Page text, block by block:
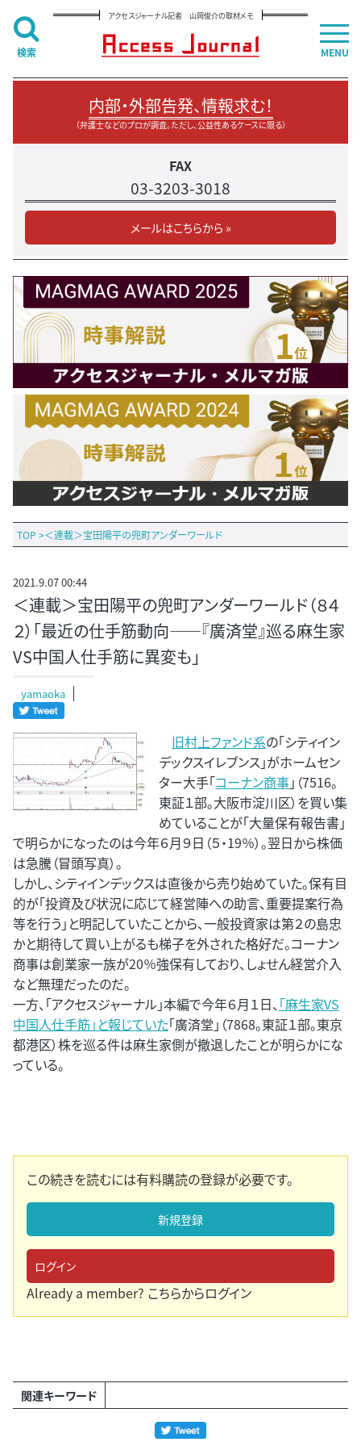
アクセスジャーナル記者 山岡俊介の取材メモ
内部・外部告発、情報求む！
（弁護士などのプロが調査。ただし、公益性あるケースに限る）
FAX
03-3203-3018
メールはこちらから »
TOP >＜連載＞宝田陽平の兜町アンダーワールド
2021.9.07 00:44
＜連載＞宝田陽平の兜町アンダーワールド（８４
２）「最近の仕手筋動向――『廣済堂』巡る麻生家
VS中国人仕手筋に異変も」
yamaoka
旧村上ファンド系の「シティイン
デックスイレブンス」がホームセン
ター大手「コーナン商事」（7516。
東証１部。大阪市淀川区）を買い集
めていることが「大量保有報告書」
で明らかになったのは今年６月９日（５・19％）。翌日から株価
は急騰（冒頭写真）。
しかし、シティインデックスは直後から売り始めていた。保有目
的が「投資及び状況に応じて経営陣への助言、重要提案行為
等を行う」と明記していたことから、一般投資家は第２の島忠
かと期待して買い上がるも梯子を外された格好だ。コーナン
商事は創業家一族が20％強保有しており、しょせん経営介入
など無理だったのだ。
一方、「アクセスジャーナル」本編で今年６月１日、 「麻生家VS
中国人仕手筋」と報じていた「廣済堂」（7868。東証１部。東京
都港区）株を巡る件は麻生家側が撤退したことが明らかにな
っている。
この続きを読むには有料購読の登録が必要です。
新規登録
ログイン
Already a member? こちらからログイン
関連キーワード
MENU
検索